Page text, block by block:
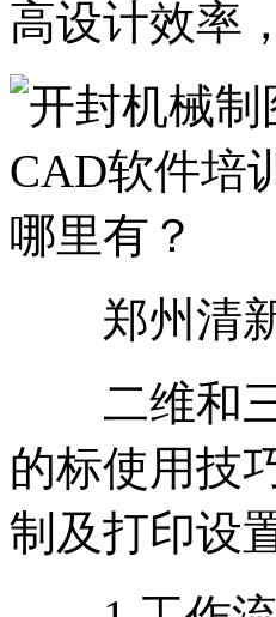
高设计效率
郑州清新
二维和三
的标使用技
制及打印设